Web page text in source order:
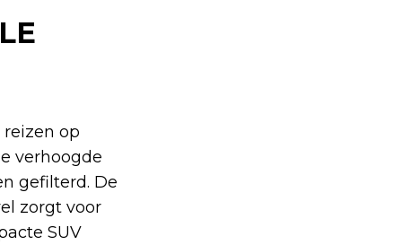
op
verhoogde
gefilterd. De
zorgt voor
SUV